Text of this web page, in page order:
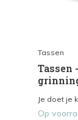
Tassen
Tassen
Je doet je
Op